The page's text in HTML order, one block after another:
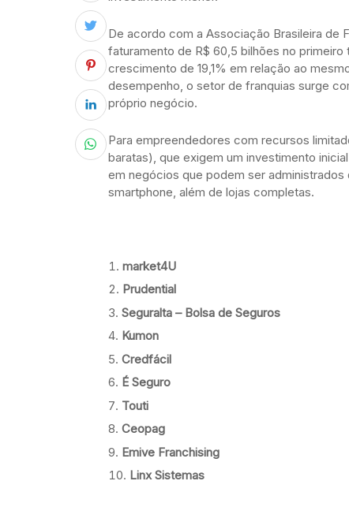
De acordo com a Associação Brasileira de
faturamento de R$ 60,5 bilhões no
crescimento de 19,1% em relação ao
desempenho, o setor de franquias surge
próprio negócio.
Para empreendedores com recursos
baratas), que exigem um investimento
em negócios que podem ser administrados
smartphone, além de lojas completas.
market4U
Prudential
Seguralta – Bolsa de Seguros
Kumon
Credfácil
É Seguro
Touti
Ceopag
Emive Franchising
Linx Sistemas